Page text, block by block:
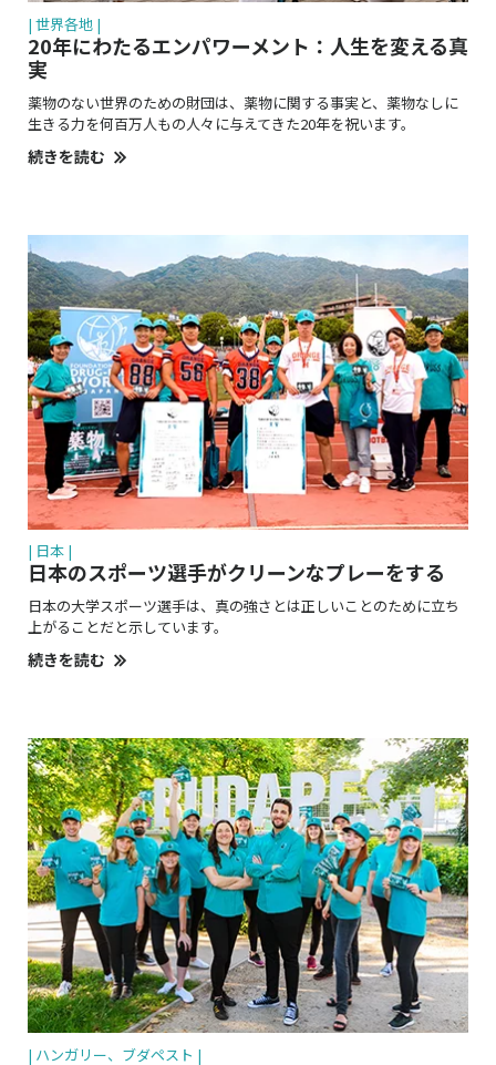
| 世界各地 |
20年にわたるエンパワーメント：人生を変える真
実
薬物のない世界のための財団は、薬物に関する事実と、薬物なしに
生きる力を何百万人もの人々に与えてきた20年を祝います。
続きを読む
| 日本 |
日本のスポーツ選手がクリーンなプレーをする
日本の大学スポーツ選手は、真の強さとは正しいことのために立ち
上がることだと示しています。
続きを読む
| ハンガリー、ブダペスト |